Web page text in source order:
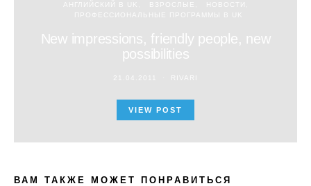
АНГЛИЙСКИЙ В UK ВЗРОСЛЫЕ
НОВОСТИ
ПРОФЕССИОНАЛЬНЫЕ ПРОГРАММЫ В UK
New impressions, friendly people, new
possibilities
21.04.2011 RIVARI
VIEW POST
ВАМ ТАКЖЕ МОЖЕТ ПОНРАВИТЬСЯ